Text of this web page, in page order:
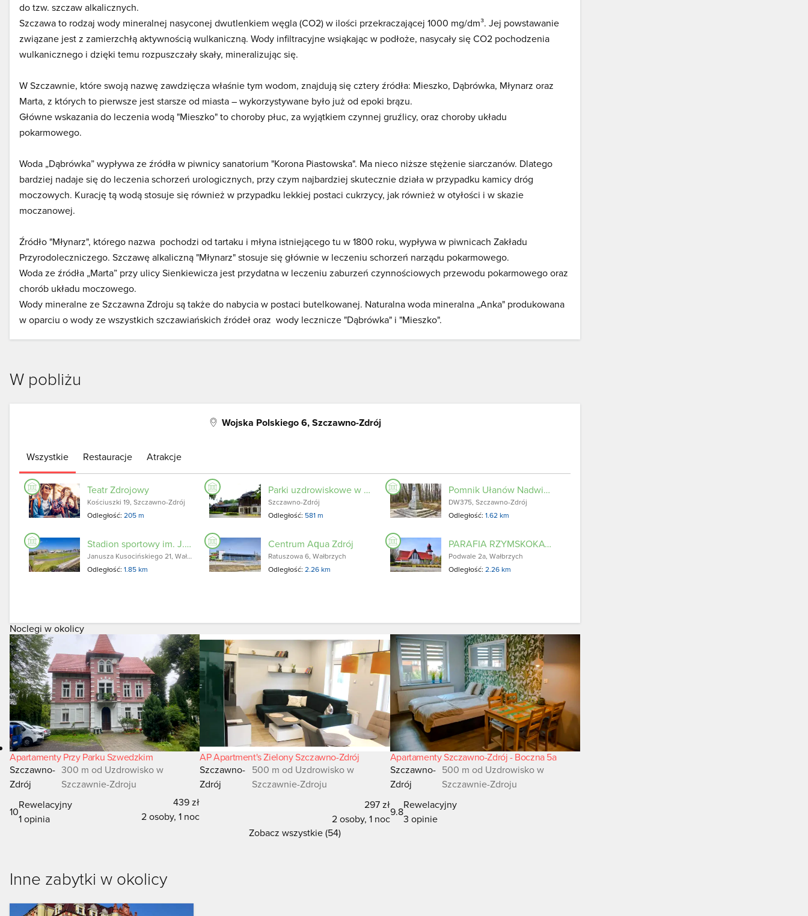
do tzw. szczaw alkalicznych.
Szczawa to rodzaj wody mineralnej nasyconej dwutlenkiem węgla (CO2) w ilości przekraczającej 1000 mg/dm³. Jej powstawanie
związane jest z zamierzchłą aktywnością wulkaniczną. Wody infiltracyjne wsiąkając w podłoże, nasycały się CO2 pochodzenia
wulkanicznego i dzięki temu rozpuszczały skały, mineralizując się.
W Szczawnie, które swoją nazwę zawdzięcza właśnie tym wodom, znajdują się cztery źródła: Mieszko, Dąbrówka, Młynarz oraz
Marta, z których to pierwsze jest starsze od miasta – wykorzystywane było już od epoki brązu.
Główne wskazania do leczenia wodą "Mieszko" to choroby płuc, za wyjątkiem czynnej gruźlicy, oraz choroby układu
pokarmowego.
Woda „Dąbrówka” wypływa ze źródła w piwnicy sanatorium "Korona Piastowska". Ma nieco niższe stężenie siarczanów. Dlatego
bardziej nadaje się do leczenia schorzeń urologicznych, przy czym najbardziej skutecznie działa w przypadku kamicy dróg
moczowych. Kurację tą wodą stosuje się również w przypadku lekkiej postaci cukrzycy, jak również w otyłości i w skazie
moczanowej.
Źródło "Młynarz", którego nazwa pochodzi od tartaku i młyna istniejącego tu w 1800 roku, wypływa w piwnicach Zakładu
Przyrodoleczniczego. Szczawę alkaliczną "Młynarz" stosuje się głównie w leczeniu schorzeń narządu pokarmowego.
Woda ze źródła „Marta” przy ulicy Sienkiewicza jest przydatna w leczeniu zaburzeń czynnościowych przewodu pokarmowego oraz
chorób układu moczowego.
Wody mineralne ze Szczawna Zdroju są także do nabycia w postaci butelkowanej. Naturalna woda mineralna „Anka" produkowana
w oparciu o wody ze wszystkich szczawiańskich źródeł oraz wody lecznicze "Dąbrówka" i "Mieszko".
W pobliżu
Wojska Polskiego 6, Szczawno-Zdrój
Wszystkie Restauracje Atrakcje
Teatr Zdrojowy
Kościuszki 19, Szczawno-Zdrój
Odległość:205 m
Parki uzdrowiskowe w SzczawnieZdroju
Szczawno-Zdrój
Odległość: 581 m
Pomnik Ułanów Nadwiślańskich
DW375, Szczawno-Zdrój
Odległość:1.62 km
Stadion sportowy im. J. Kusocińskiego
Janusza Kusocińskiego 21, Wałbrzych
Odległość:1.85 km
Centrum Aqua Zdrój
Ratuszowa 6, Wałbrzych
Odległość: 2.26 km
PARAFIA RZYMSKOKATOLICKA PW. ŚW. APOSTOŁÓW PIOTRA I PAWŁA
Podwale 2a, Wałbrzych
Odległość:2.26 km
Noclegi w okolicy
Apartamenty Przy Parku Szwedzkim
Szczawno-
Zdrój
300 m od Uzdrowisko w
Szczawnie-Zdroju
10
Rewelacyjny
1 opinia
439 zł
2 osoby, 1 noc
AP Apartment's Zielony Szczawno-Zdrój
Szczawno-
Zdrój
500 m od Uzdrowisko w
Szczawnie-Zdroju
297 zł
2 osoby, 1 noc
Apartamenty Szczawno-Zdrój - Boczna 5a
Szczawno-
Zdrój
500 m od Uzdrowisko w
Szczawnie-Zdroju
9.8
Rewelacyjny
3 opinie
Zobacz wszystkie (54)
Inne zabytki w okolicy